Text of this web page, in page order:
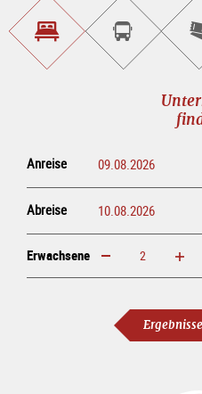
Unterkunft<br>finden
buchen
Anreise
Abreise
Erwachsene erhöhen